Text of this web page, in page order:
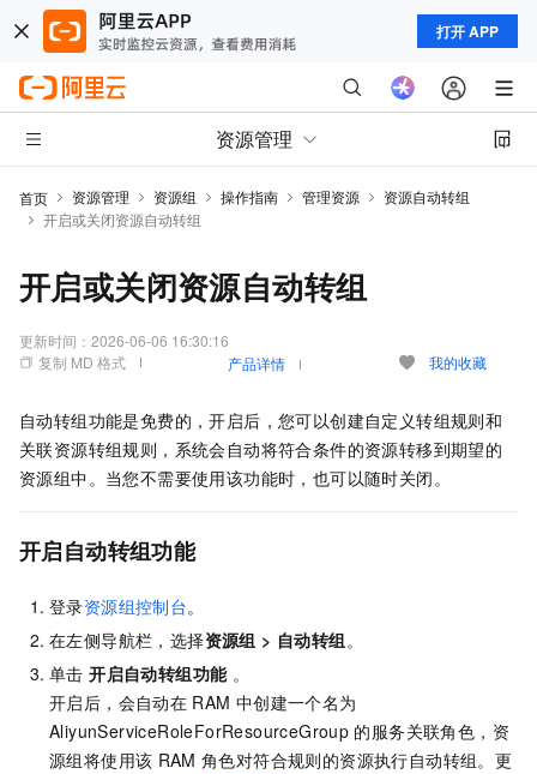
打开 APP
资源管理
首页 资源管理 资源组 操作指南 管理资源
资源自动转组
开启或关闭资源自动转组
开启或关闭资源自动转组
更新时间： 2026-06-06 16:30:16
复制 MD 格式
产品详情 我的收藏
自动转组功能是免费的，开启后，您可以创建自定义转组规则和
关联资源转组规则，系统会自动将符合条件的资源转移到期望的
资源组中。当您不需要使用该功能时，也可以随时关闭。
开启自动转组功能
登录资源组控制台。
在左侧导航栏，选择资源组 > 自动转组。
单击 开启自动转组功能 。
开启后，会自动在 RAM 中创建一个名为
AliyunServiceRoleForResourceGroup 的服务关联角色，资
源组将使用该 RAM 角色对符合规则的资源执行自动转组。更